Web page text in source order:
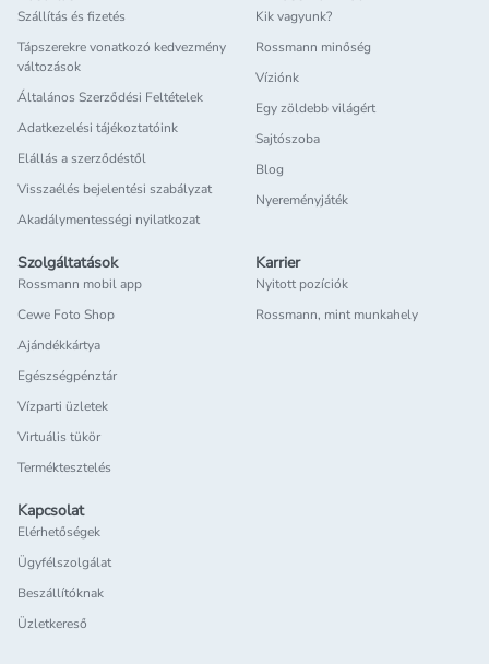
Szállítás és fizetés
Tápszerekre vonatkozó kedvezmény
változások
Általános Szerződési Feltételek
Adatkezelési tájékoztatóink
Elállás a szerződéstől
Visszaélés bejelentési szabályzat
Akadálymentességi nyilatkozat
Kik vagyunk?
Rossmann minőség
Víziónk
Egy zöldebb világért
Sajtószoba
Blog
Nyereményjáték
Szolgáltatások
Rossmann mobil app
Cewe Foto Shop
Ajándékkártya
Egészségpénztár
Vízparti üzletek
Virtuális tükör
Terméktesztelés
Karrier
Nyitott pozíciók
Rossmann, mint munkahely
Kapcsolat
Elérhetőségek
Ügyfélszolgálat
Beszállítóknak
Üzletkereső